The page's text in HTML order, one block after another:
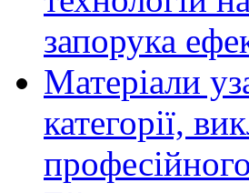
запорука
Матеріали
категорії,